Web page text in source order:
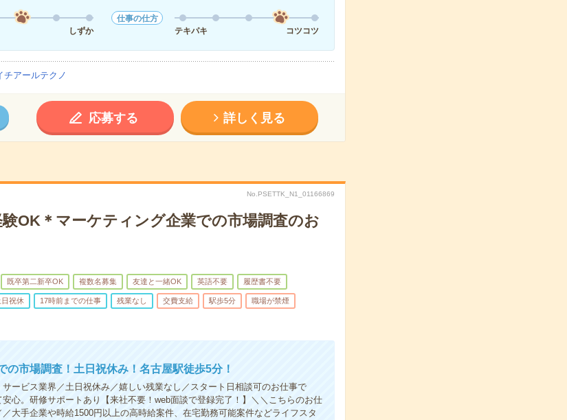
しずか
仕事の仕方
テキパキ
コツコツ
チアールテクノ
応募する 詳しく見る
No.PSETTK_N1_01166869
験OK＊マーケティング企業での市場調査のお
既卒第二新卒OK 複数名募集 友達と一緒OK 英語不要 履歴書不要
日祝休 17時前までの仕事 残業なし 交費支給 駅歩5分 職場が禁煙
の市場調査！土日祝休み！名古屋駅徒歩5分！
サービス業界／土日祝休み／嬉しい残業なし／スタート日相談可のお仕事で
心。研修サポートあり【来社不要！web面談で登録完了！】＼＼こちらのお仕
大手企業や時給1500円以上の高時給案件、在宅勤務可能案件などライフスタ